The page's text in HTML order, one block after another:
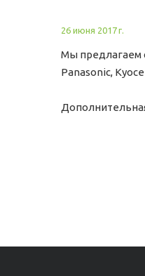
26 июня 2017 г.
Мы предлагаем
Panasonic,